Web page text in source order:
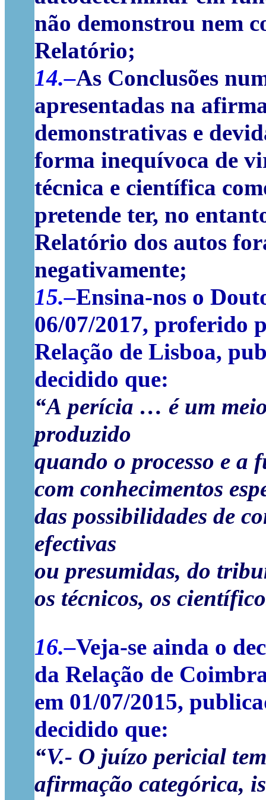
não demonstrou nem
Relatório;
14.–As Conclusões
apresentadas na
demonstrativas e
forma inequívoca de
técnica e científica
pretende ter, no
Relatório dos autos
negativamente;
15.–Ensina-nos o
06/07/2017, proferido
Relação de Lisboa,
decidido que:
“A perícia … é um
produzido
quando o processo e a
com conhecimentos
das possibilidades de
efectivas
ou presumidas, do
os técnicos, os
16.–Veja-se ainda o
da Relação de
em 01/07/2015,
decidido que:
“V.- O juízo pericial tem
afirmação categórica,